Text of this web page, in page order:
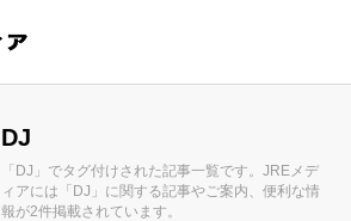
DJ
「DJ」でタグ付けされた記事一覧です。JREメデ
ィアには「DJ」に関する記事やご案内、便利な情
報が2件掲載されています。